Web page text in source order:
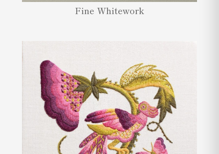
Fine Whitework